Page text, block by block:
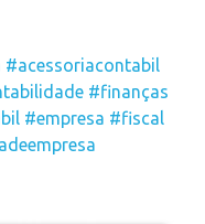
#acessoriacontabil
#finanças
#empresa #fiscal